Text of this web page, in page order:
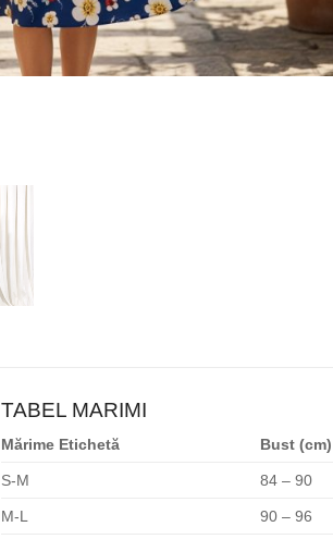
TABEL MARIMI
Mărime Etichetă Bust (cm)
S-M 84 – 90
M-L 90 – 96